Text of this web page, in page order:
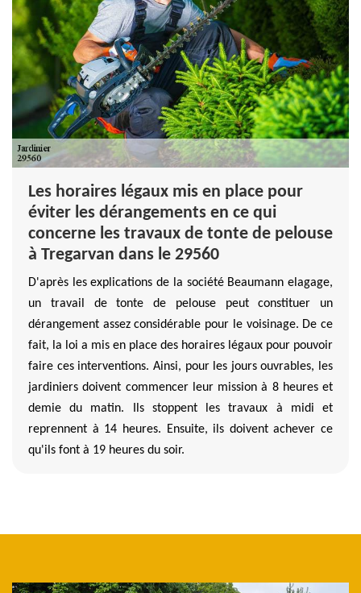
Les horaires légaux mis en place pour
éviter les dérangements en ce qui
concerne les travaux de tonte de pelouse
à Tregarvan dans le 29560
D'après les explications de la société Beaumann elagage,
un travail de tonte de pelouse peut constituer un
dérangement assez considérable pour le voisinage. De ce
fait, la loi a mis en place des horaires légaux pour pouvoir
faire ces interventions. Ainsi, pour les jours ouvrables, les
jardiniers doivent commencer leur mission à 8 heures et
demie du matin. Ils stoppent les travaux à midi et
reprennent à 14 heures. Ensuite, ils doivent achever ce
qu'ils font à 19 heures du soir.